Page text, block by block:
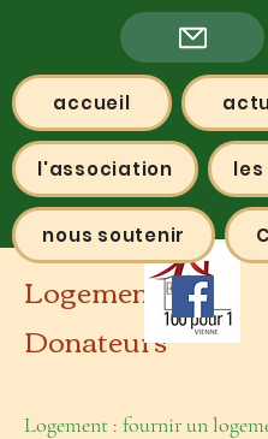
accueil
l'association
nous soutenir
Logement
Donateurs
Logement : fournir un